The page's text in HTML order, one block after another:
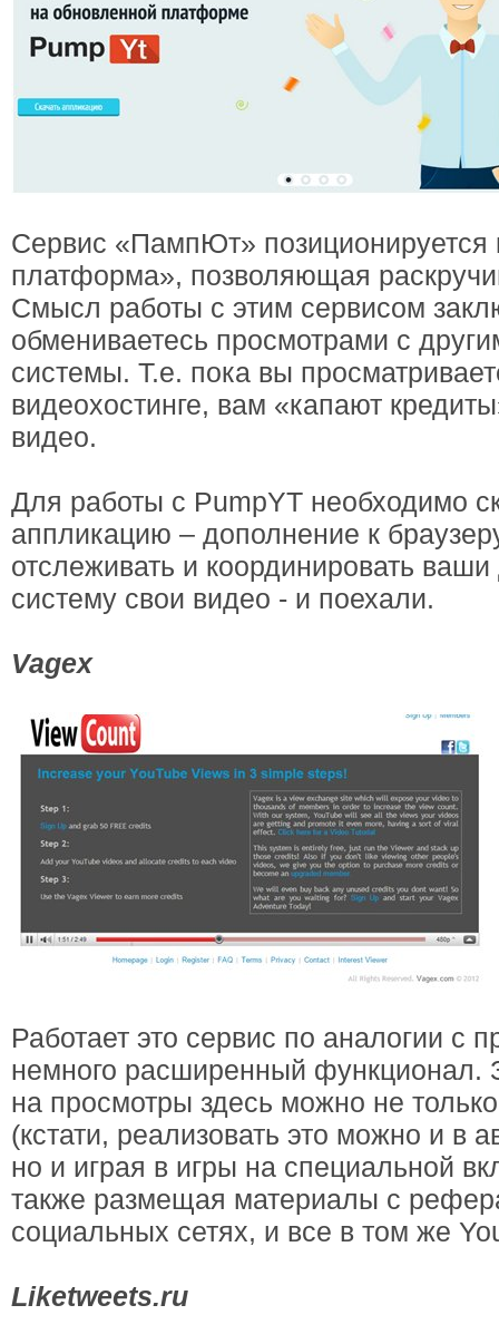
Сервис «ПампЮт» позиционируется
платформа», позволяющая
Смысл работы с этим сервисом
обмениваетесь просмотрами с
системы. Т.е. пока вы
видеохостинге, вам «капают
видео.
Для работы с PumpYT необходимо
аппликацию – дополнение к
отслеживать и координировать
систему свои видео - и поехали.
Vagex
Работает это сервис по аналогии с
немного расширенный функционал.
на просмотры здесь можно не
(кстати, реализовать это можно и в
но и играя в игры на специальной
также размещая материалы с
социальных сетях, и все в том же
Liketweets.ru